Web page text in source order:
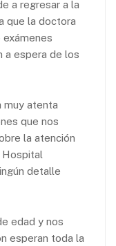
a regresar a la
que la doctora
a espera de los
muy atenta
que nos
la atención
Hospital
detalle
edad y nos
esperan toda la